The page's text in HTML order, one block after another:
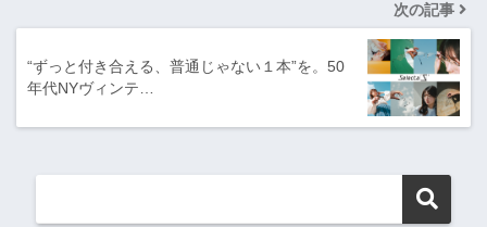
次の記事
“ずっと付き合える、普通じゃない１本”を。50
年代NYヴィンテ…